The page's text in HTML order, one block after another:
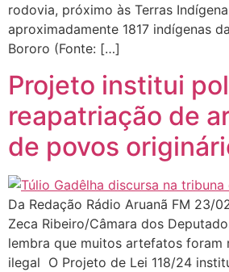
rodovia, próximo às Terras
aproximadamente 1817 indígenas
Bororo (Fonte: […]
Projeto institui
reapatriação de
de povos
Da Redação Rádio Aruanã FM 23/
Zeca Ribeiro/Câmara dos
lembra que muitos artefatos foram
ilegal O Projeto de Lei 118/24